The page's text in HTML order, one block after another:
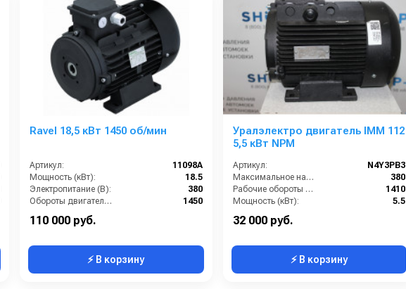
Ravel 18,5 кВт 1450 об/мин
Артикул:
11098A
Мощность (кВт):
18.5
Электропитание (В):
380
Обороты двигателя (об/мин):
1450
Напряжение, В:
110 000 руб.
⚡ В корзину
Уралэлектро двигатель IMM 112
5,5 кВт NPM
Артикул:
N4Y3PB3
Максимальное напряжение (В):
380
Рабочие обороты вала (об/мин):
1410
Мощность (кВт):
5.5
Габариты (ДхШхВ):
32 000 руб.
⚡ В корзину